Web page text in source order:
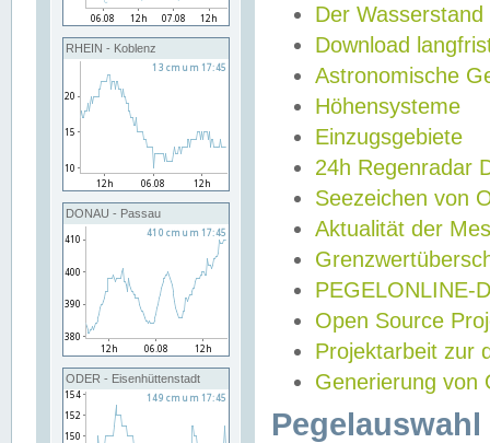
RHEIN - Koblenz
DONAU - Passau
ODER - Eisenhüttenstadt
Der Wasserstand
Download
Astronomische
Höhensysteme
Einzugsgebiete
24h Regenradar
Seezeichen von
Aktualität der
PEGELONLINE-
Open Source
Projektarbeit zur
Generierung von